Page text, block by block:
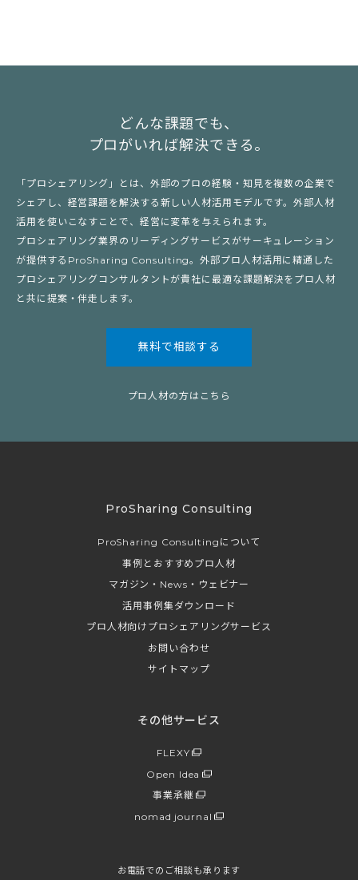
どんな課題でも、
プロがいれば解決できる。
「プロシェアリング」とは、外部のプロの経験・知見を複数の企業で
シェアし、経営課題を解決する新しい人材活用モデルです。外部人材
活用を使いこなすことで、経営に変革を与えられます。
プロシェアリング業界のリーディングサービスがサーキュレーション
が提供するProSharing Consulting。外部プロ人材活用に精通した
プロシェアリングコンサルタントが貴社に最適な課題解決をプロ人材
と共に提案・伴走します。
無料で相談する
プロ人材の方はこちら
ProSharing Consulting
ProSharing Consultingについて
事例とおすすめプロ人材
マガジン・News・ウェビナー
活用事例集ダウンロード
プロ人材向けプロシェアリングサービス
お問い合わせ
サイトマップ
その他サービス
FLEXY
Open Idea
事業承継
nomad journal
お電話でのご相談も承ります